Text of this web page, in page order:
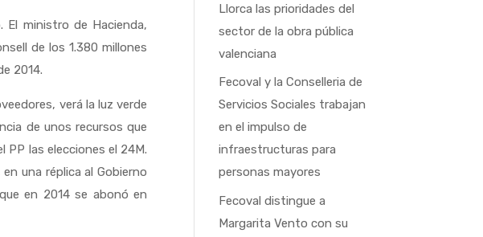
El ministro de Hacienda,
de los 1.380 millones
2014.
verá la luz verde
de unos recursos que
PP las elecciones el 24M.
una réplica al Gobierno
en 2014 se abonó en
Llorca las prioridades del
sector de la obra pública
valenciana
Fecoval y la Conselleria de
Servicios Sociales trabajan
en el impulso de
infraestructuras para
personas mayores
Fecoval distingue a
Margarita Vento con su